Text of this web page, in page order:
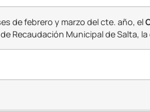
de febrero y marzo del cte. año, el
Recaudación Municipal de